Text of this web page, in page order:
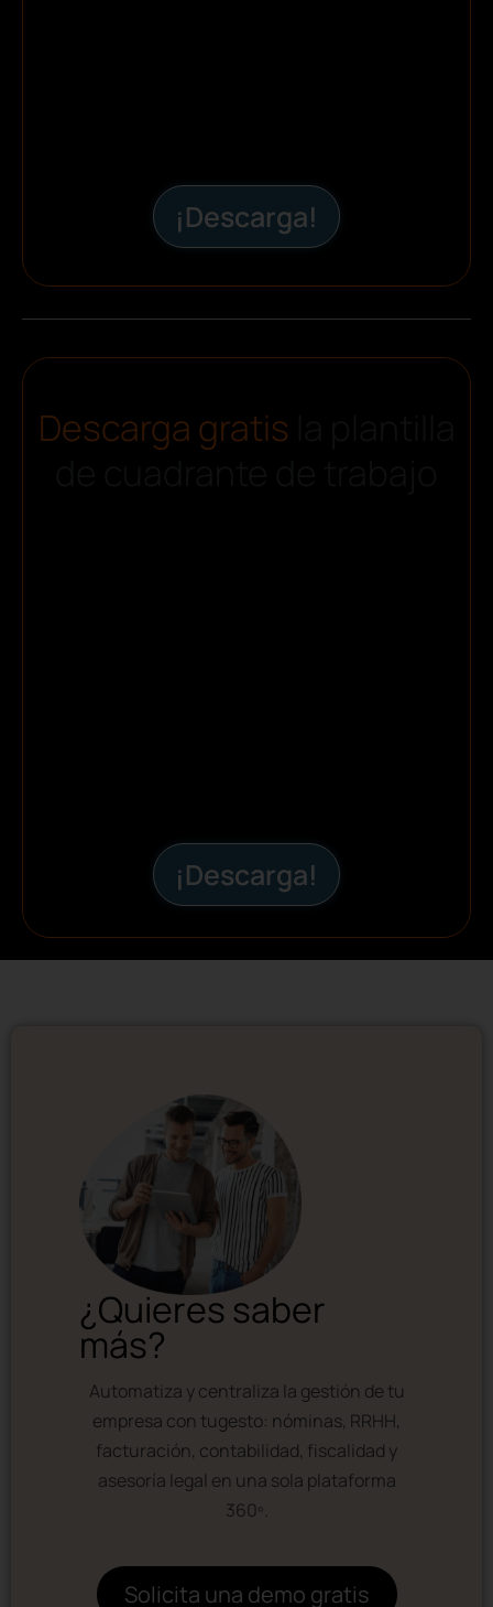
¡Descarga!
Descarga gratis
¡Descarga!
¿Quieres saber
más?
Automatiza y centraliza la gestión de tu
empresa con tugesto: nóminas, RRHH,
facturación, contabilidad, fiscalidad y
asesoría legal en una sola plataforma
360º.
Solicita una demo gratis